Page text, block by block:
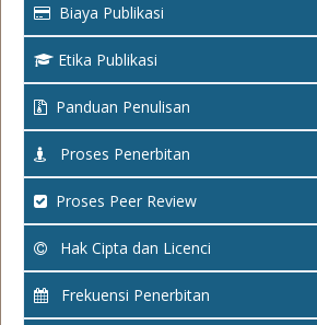
Biaya Publikasi
Etika Publikasi
Panduan Penulisan
Proses Penerbitan
Proses Peer Review
Hak Cipta dan Licenci
Frekuensi Penerbitan